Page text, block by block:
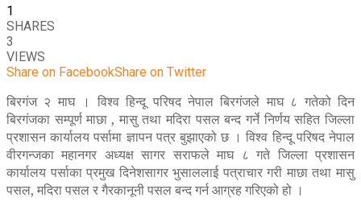
1
SHARES
3
VIEWS
Share on FacebookShare on Twitter
बिरगंज २ माघ । विश्व हिन्दू परिषद नेपाल बिरगंजले माघ ८ गतेको दिन
बिरगंजका सम्पूर्ण माछा , मासु तथा मदिरा पसल बन्द गर्ने निर्णय सहित जिल्ला
प्रशासन कार्यालय पर्सामा ज्ञापन पत्र बुझाएको छ । विश्व हिन्दू परिषद नेपाल
वीरगन्जका महानगर अध्यक्ष सागर सराफले माघ ८ गते जिल्ला प्रशासन
कार्यालय पर्साका प्रमुख दिनेशसागर भुसाललाई पत्राचार गरी माछा तथा मासु
पसल, मदिरा पसल र गैरकानूनी पसल बन्द गर्न आग्रह गरिएको हो ।